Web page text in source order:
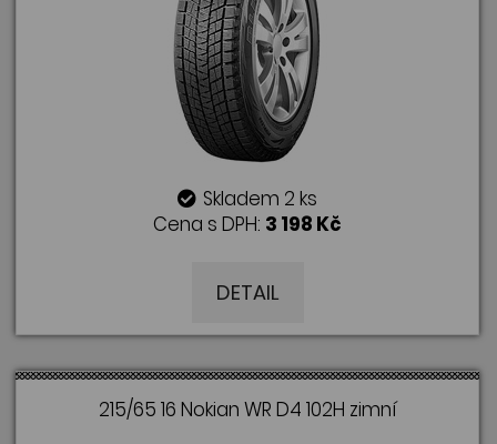
Skladem 2 ks
Cena s DPH: 3 198 Kč
DETAIL
215/65 16 Nokian WR D4 102H zimní